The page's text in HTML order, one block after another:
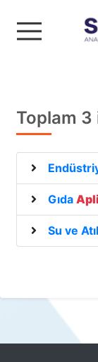
Sümer
Toplam
Gıda
Su ve